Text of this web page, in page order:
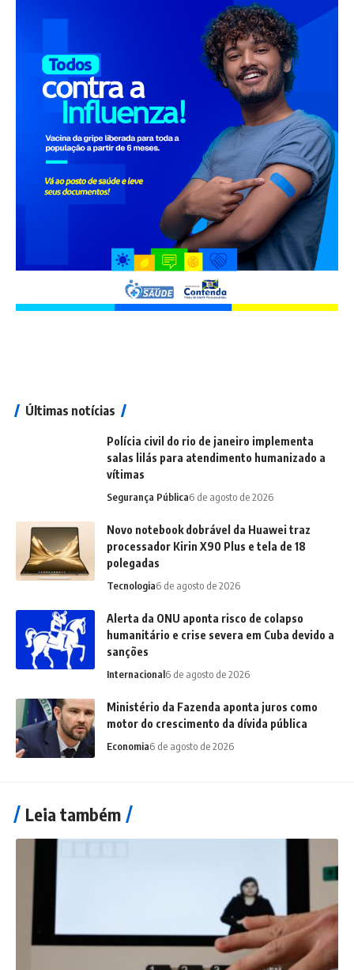
Últimas notícias
Polícia civil do rio de janeiro implementa
salas lilás para atendimento humanizado a
vítimas
Segurança Pública6 de agosto de 2026
Novo notebook dobrável da Huawei traz
processador Kirin X90 Plus e tela de 18
polegadas
Tecnologia6 de agosto de 2026
Alerta da ONU aponta risco de colapso
humanitário e crise severa em Cuba devido a
sanções
Internacional6 de agosto de 2026
Ministério da Fazenda aponta juros como
motor do crescimento da dívida pública
Economia6 de agosto de 2026
Leia também